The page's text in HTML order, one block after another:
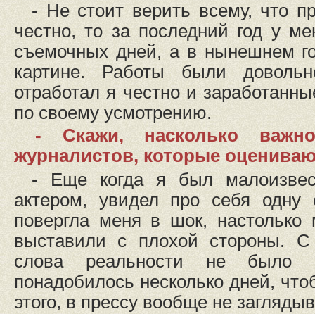
- Не стоит верить всему, что
честно, то за последний год у
съемочных дней, а в нынешнем
картине. Работы были
отработал я честно и
по своему усмотрению.
- Скажи, насколько
журналистов, которые
- Еще когда я был
актером, увидел про себя одну
повергла меня в шок,
выставили с плохой стороны.
слова реальности не было
понадобилось несколько дней,
этого, в прессу вообще не